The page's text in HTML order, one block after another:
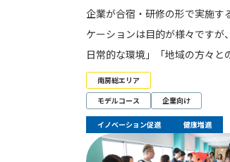
企業が合宿・研修の形で実施す
ケーションは目的が様々ですが
日常的な環境」「地域の方々
南房総エリア
モデルコース
企業向け
イノベーション促進 健康増進